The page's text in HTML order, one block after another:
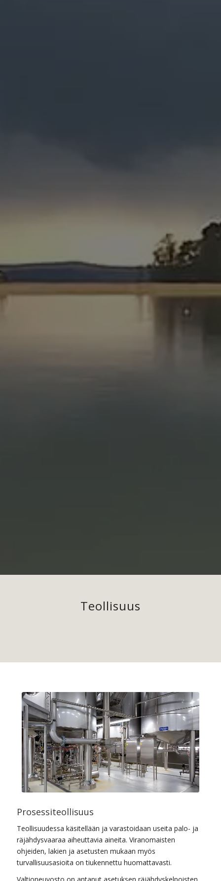
Teollisuus
Prosessiteollisuus
Teollisuudessa käsitellään ja varastoidaan useita palo- ja
räjähdysvaaraa aiheuttavia aineita. Viranomaisten
ohjeiden, lakien ja asetusten mukaan myös
turvallisuusasioita on tiukennettu huomattavasti.